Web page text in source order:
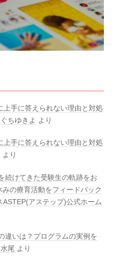
上手に答えられない理由と対処
ちゆきよ より
上手に答えられない理由と対処
より
続けてきた受験生の軌跡をお
みの療育活動をフィードバック
アステップ)公式ホーム
違いは？プログラムの実例を
尾 より